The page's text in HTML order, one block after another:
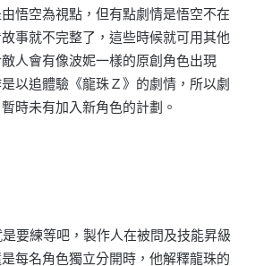
悟空為視點，但有點劇情是悟空不在
事就不完整了，這些時候就可用其他
人會有像波妮一樣的原創角色出現
以追體驗《龍珠Ｚ》的劇情，所以劇
時未有加入新角色的計劃。
要練等吧，製作人在被問及技能昇級
每名角色獨立分開時，他解釋龍珠的